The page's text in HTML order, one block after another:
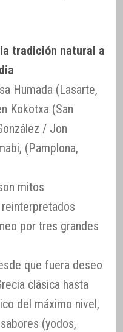
tradición natural a
Humada (Lasarte,
Kokotxa (San
/ Jon
(Pamplona,
mitos
por tres grandes
que fuera deseo
clásica hasta
del máximo nivel,
(yodos,